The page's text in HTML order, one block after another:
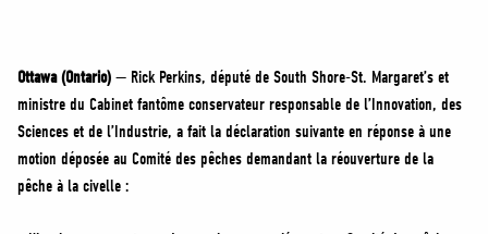
ADHÉREZ
BOUTIQUE
Ottawa (Ontario) — Rick Perkins, député de South Shore-St. Margaret’s et
ministre du Cabinet fantôme conservateur responsable de l’Innovation, des
Sciences et de l’Industrie, a fait la déclaration suivante en réponse à une
motion déposée au Comité des pêches demandant la réouverture de la
pêche à la civelle :